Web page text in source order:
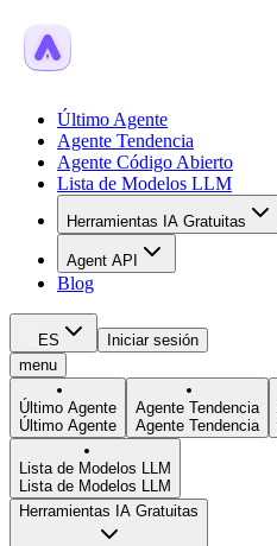
Último Agente
Agente Tendencia
Agente Código Abierto
Lista de Modelos LLM
Herramientas IA Gratuitas
Agent API
Blog
ES
Iniciar sesión
menu
Último Agente
Último Agente
Agente Tendencia
Agente Tendencia
Lista de Modelos LLM
Lista de Modelos LLM
Herramientas IA Gratuitas